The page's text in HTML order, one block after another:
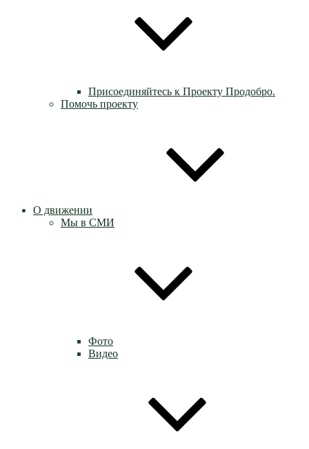
Присоединяйтесь к Проекту Продобро.
Помочь проекту
О движении
Мы в СМИ
Фото
Видео